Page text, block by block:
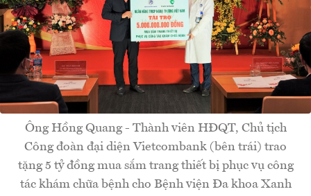
Ông Hồng Quang - Thành viên HĐQT, Chủ tịch
Công đoàn đại diện Vietcombank (bên trái) trao
tặng 5 tỷ đồng mua sắm trang thiết bị phục vụ công
tác khám chữa bệnh cho Bệnh viện Đa khoa Xanh